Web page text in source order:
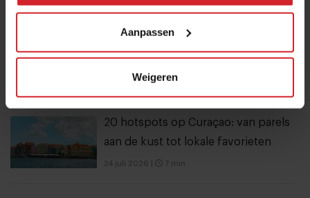
Aanpassen
Weigeren
Stephan Nijst over de financiële
sores van een koksgezin
5 september 2021|
20 hotspots op Curaçao: van parels
aan de kust tot lokale favorieten
24 juli 2026 7 min